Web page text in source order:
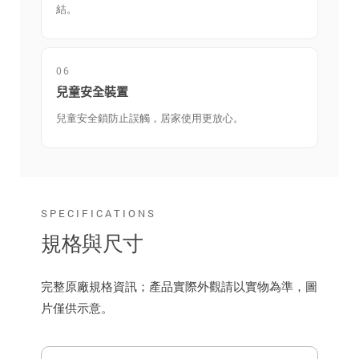
結。
06
兒童安全裝置
兒童安全鎖防止誤觸，居家使用更放心。
SPECIFICATIONS
規格與尺寸
完整原廠規格資訊；產品實際外觀請以實物為準，圖
片僅供示意。